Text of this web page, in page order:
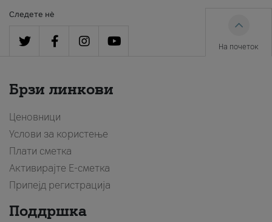
Следете нè
На почеток
Брзи линкови
Ценовници
Услови за користење
Плати сметка
Активирајте Е-сметка
Припејд регистрација
Поддршка